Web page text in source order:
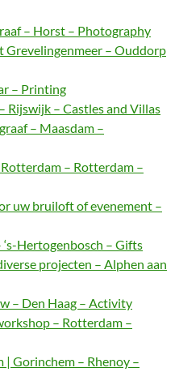
– Horst – Photography
Grevelingenmeer – Ouddorp
– Printing
Rijswijk – Castles and Villas
– Maasdam –
– Rotterdam –
uw bruiloft of evenement –
Hertogenbosch – Gifts
projecten – Alphen aan
– Den Haag – Activity
– Rotterdam –
Gorinchem – Rhenoy –